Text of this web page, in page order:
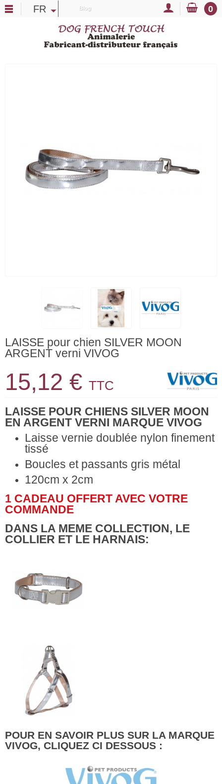
FR Blog 0
LAISSE pour chien SILVER MOON
ARGENT verni VIVOG
15,12 € TTC
LAISSE POUR CHIENS SILVER MOON
EN ARGENT VERNI MARQUE VIVOG
Laisse vernie doublée nylon finement
tissé
Boucles et passants gris métal
120cm x 2cm
1 CADEAU OFFERT AVEC VOTRE
COMMANDE
DANS LA MEME COLLECTION, LE
COLLIER ET LE HARNAIS:
POUR EN SAVOIR PLUS SUR LA MARQUE
VIVOG, CLIQUEZ CI DESSOUS :